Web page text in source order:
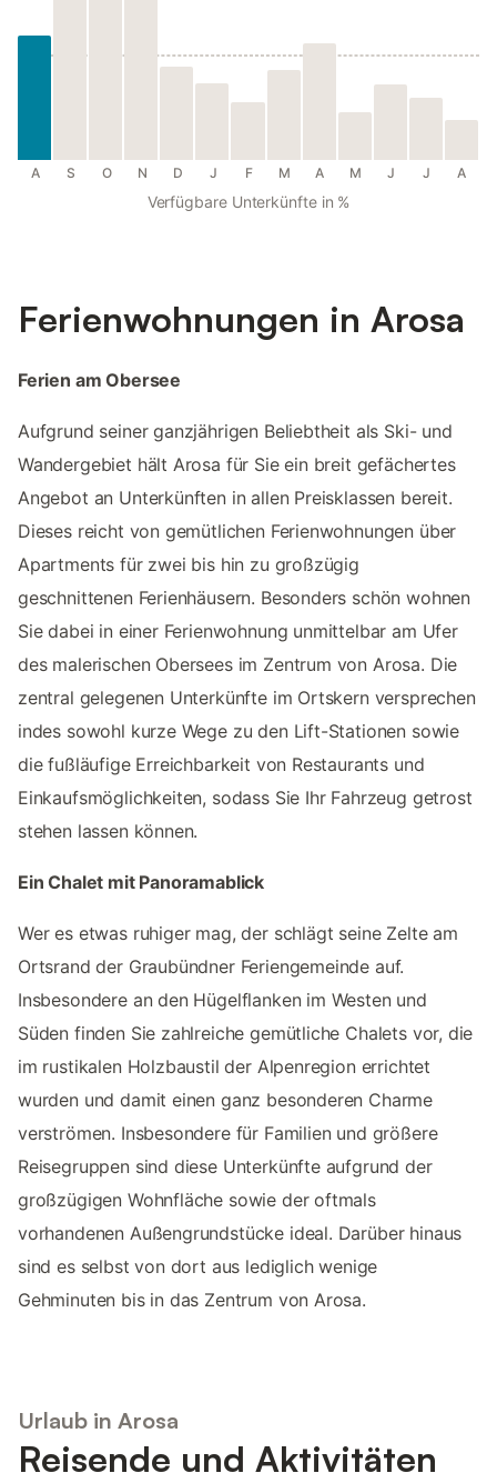
A S O N D J F M A M J J A
Verfügbare Unterkünfte in %
Ferienwohnungen in Arosa
Ferien am Obersee
Aufgrund seiner ganzjährigen Beliebtheit als Ski- und
Wandergebiet hält Arosa für Sie ein breit gefächertes
Angebot an Unterkünften in allen Preisklassen bereit.
Dieses reicht von gemütlichen Ferienwohnungen über
Apartments für zwei bis hin zu großzügig
geschnittenen Ferienhäusern. Besonders schön wohnen
Sie dabei in einer Ferienwohnung unmittelbar am Ufer
des malerischen Obersees im Zentrum von Arosa. Die
zentral gelegenen Unterkünfte im Ortskern versprechen
indes sowohl kurze Wege zu den Lift-Stationen sowie
die fußläufige Erreichbarkeit von Restaurants und
Einkaufsmöglichkeiten, sodass Sie Ihr Fahrzeug getrost
stehen lassen können.
Ein Chalet mit Panoramablick
Wer es etwas ruhiger mag, der schlägt seine Zelte am
Ortsrand der Graubündner Feriengemeinde auf.
Insbesondere an den Hügelflanken im Westen und
Süden finden Sie zahlreiche gemütliche Chalets vor, die
im rustikalen Holzbaustil der Alpenregion errichtet
wurden und damit einen ganz besonderen Charme
verströmen. Insbesondere für Familien und größere
Reisegruppen sind diese Unterkünfte aufgrund der
großzügigen Wohnfläche sowie der oftmals
vorhandenen Außengrundstücke ideal. Darüber hinaus
sind es selbst von dort aus lediglich wenige
Gehminuten bis in das Zentrum von Arosa.
Urlaub in Arosa
Reisende und Aktivitäten